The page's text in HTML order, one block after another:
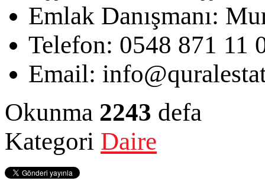
Emlak Danışmanı:
Telefon: 0548 871 11
Email:
Okunma 2243 defa
Kategori Daire